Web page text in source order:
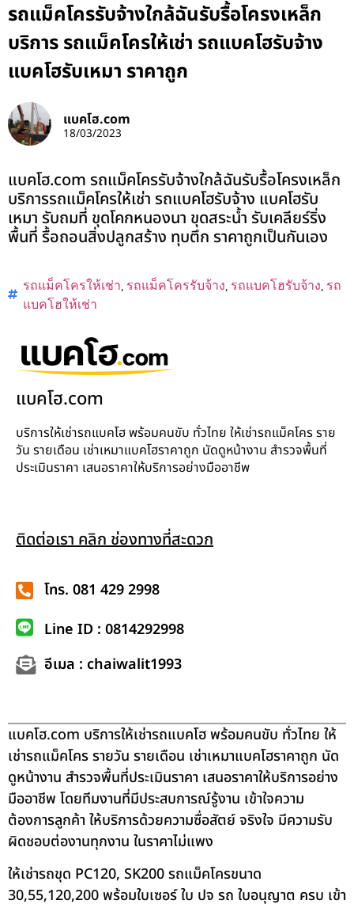
รถแม็คโครรับจ้างใกล้ฉันรับรื้อโครงเหล็ก
บริการ รถแม็คโครให้เช่า รถแบคโฮรับจ้าง
แบคโฮรับเหมา ราคาถูก
แบคโฮ.com
18/03/2023
แบคโฮ.com รถแม็คโครรับจ้างใกล้ฉันรับรื้อโครงเหล็ก
บริการรถแม็คโครให้เช่า รถแบคโฮรับจ้าง แบคโฮรับ
เหมา รับถมที่ ขุดโคกหนองนา ขุดสระน้ำ รับเคลียร์ริ่ง
พื้นที่ รื้อถอนสิ่งปลูกสร้าง ทุบตึก ราคาถูกเป็นกันเอง
รถแม็คโครให้เช่า, รถแม็คโครรับจ้าง, รถแบคโฮรับจ้าง, รถ
แบคโฮให้เช่า
แบคโฮ.com
บริการให้เช่ารถแบคโฮ พร้อมคนขับ ทั่วไทย ให้เช่ารถแม็คโคร ราย
วัน รายเดือน เช่าเหมาแบคโฮราคาถูก นัดดูหน้างาน สำรวจพื้นที่
ประเมินราคา เสนอราคาให้บริการอย่างมืออาชีพ
ติดต่อเรา คลิก ช่องทางที่สะดวก
โทร. 081 429 2998
Line ID : 0814292998
อีเมล : chaiwalit1993
แบคโฮ.com บริการให้เช่ารถแบคโฮ พร้อมคนขับ ทั่วไทย ให้
เช่ารถแม็คโคร รายวัน รายเดือน เช่าเหมาแบคโฮราคาถูก นัด
ดูหน้างาน สำรวจพื้นที่ประเมินราคา เสนอราคาให้บริการอย่าง
มืออาชีพ โดยทีมงานที่มีประสบการณ์รู้งาน เข้าใจความ
ต้องการลูกค้า ให้บริการด้วยความซื่อสัตย์ จริงใจ มีความรับ
ผิดชอบต่องานทุกงาน ในราคาไม่แพง
ให้เช่ารถขุด PC120, SK200 รถแม็คโครขนาด
30,55,120,200 พร้อมใบเซอร์ ใบ ปจ รถ ใบอนุญาต ครบ เข้า